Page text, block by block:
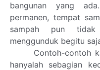
bangunan yang
permanen, tempat
sampah pun tidak
menggunduk begitu
Contoh-contoh
hanyalah sebagian